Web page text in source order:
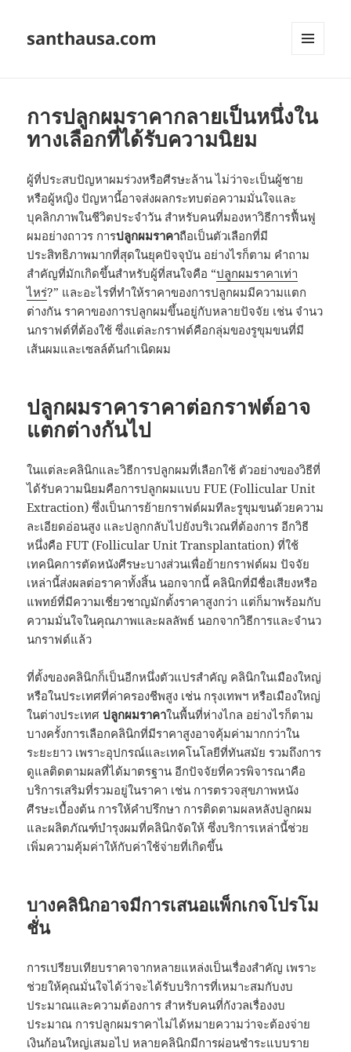
santhausa.com
การปลูกผมราคากลายเป็นหนึ่งใน
ทางเลือกที่ได้รับความนิยม
ผู้ที่ประสบปัญหาผมร่วงหรือศีรษะล้าน ไม่ว่าจะเป็นผู้ชาย
หรือผู้หญิง ปัญหานี้อาจส่งผลกระทบต่อความมั่นใจและ
บุคลิกภาพในชีวิตประจำวัน สำหรับคนที่มองหาวิธีการฟื้นฟู
ผมอย่างถาวร การปลูกผมราคาถือเป็นตัวเลือกที่มี
ประสิทธิภาพมากที่สุดในยุคปัจจุบัน อย่างไรก็ตาม คำถาม
สำคัญที่มักเกิดขึ้นสำหรับผู้ที่สนใจคือ “ปลูกผมราคาเท่า
ไหร่?” และอะไรที่ทำให้ราคาของการปลูกผมมีความแตก
ต่างกัน ราคาของการปลูกผมขึ้นอยู่กับหลายปัจจัย เช่น จำนว
นกราฟต์ที่ต้องใช้ ซึ่งแต่ละกราฟต์คือกลุ่มของรูขุมขนที่มี
เส้นผมและเซลล์ต้นกำเนิดผม
ปลูกผมราคาราคาต่อกราฟต์อาจ
แตกต่างกันไป
ในแต่ละคลินิกและวิธีการปลูกผมที่เลือกใช้ ตัวอย่างของวิธีที่
ได้รับความนิยมคือการปลูกผมแบบ FUE (Follicular Unit
Extraction) ซึ่งเป็นการย้ายกราฟต์ผมทีละรูขุมขนด้วยความ
ละเอียดอ่อนสูง และปลูกกลับไปยังบริเวณที่ต้องการ อีกวิธี
หนึ่งคือ FUT (Follicular Unit Transplantation) ที่ใช้
เทคนิคการตัดหนังศีรษะบางส่วนเพื่อย้ายกราฟต์ผม ปัจจัย
เหล่านี้ส่งผลต่อราคาทั้งสิ้น นอกจากนี้ คลินิกที่มีชื่อเสียงหรือ
แพทย์ที่มีความเชี่ยวชาญมักตั้งราคาสูงกว่า แต่ก็มาพร้อมกับ
ความมั่นใจในคุณภาพและผลลัพธ์ นอกจากวิธีการและจำนว
นกราฟต์แล้ว
ที่ตั้งของคลินิกก็เป็นอีกหนึ่งตัวแปรสำคัญ คลินิกในเมืองใหญ่
หรือในประเทศที่ค่าครองชีพสูง เช่น กรุงเทพฯ หรือเมืองใหญ่
ในต่างประเทศปลูกผมราคาในพื้นที่ห่างไกล อย่างไรก็ตาม
บางครั้งการเลือกคลินิกที่มีราคาสูงอาจคุ้มค่ามากกว่าใน
ระยะยาว เพราะอุปกรณ์และเทคโนโลยีที่ทันสมัย รวมถึงการ
ดูแลติดตามผลที่ได้มาตรฐาน อีกปัจจัยที่ควรพิจารณาคือ
บริการเสริมที่รวมอยู่ในราคา เช่น การตรวจสุขภาพหนัง
ศีรษะเบื้องต้น การให้คำปรึกษา การติดตามผลหลังปลูกผม
และผลิตภัณฑ์บำรุงผมที่คลินิกจัดให้ ซึ่งบริการเหล่านี้ช่วย
เพิ่มความคุ้มค่าให้กับค่าใช้จ่ายที่เกิดขึ้น
บางคลินิกอาจมีการเสนอแพ็กเกจโปรโม
ชั่น
การเปรียบเทียบราคาจากหลายแหล่งเป็นเรื่องสำคัญ เพราะ
ช่วยให้คุณมั่นใจได้ว่าจะได้รับบริการที่เหมาะสมกับงบ
ประมาณและความต้องการ สำหรับคนที่กังวลเรื่องงบ
ประมาณ การปลูกผมราคาไม่ได้หมายความว่าจะต้องจ่าย
เงินก้อนใหญ่เสมอไป หลายคลินิกมีการผ่อนชำระแบบราย